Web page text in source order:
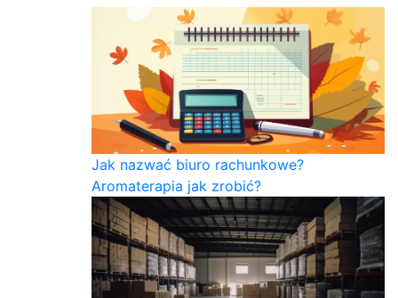
Jak nazwać biuro rachunkowe?
Aromaterapia jak zrobić?